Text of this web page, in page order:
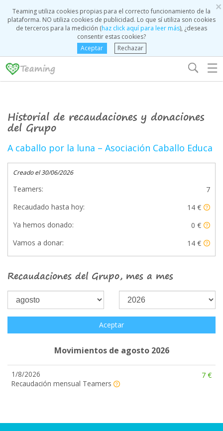
×
Teaming utiliza cookies propias para el correcto funcionamiento de la
plataforma. NO utiliza cookies de publicidad. Lo que sí utiliza son cookies
de terceros para la medición (haz click aquí para leer más), ¿deseas
consentir estas cookies?
Aceptar
Rechazar
☰
Historial de recaudaciones y donaciones
del Grupo
A caballo por la luna – Asociación Caballo Educa
Creado el 30/06/2026
Teamers:
7
Recaudado hasta hoy:
14 €
Ya hemos donado:
0 €
Vamos a donar:
14 €
Recaudaciones del Grupo, mes a mes
Aceptar
Movimientos de agosto 2026
1/8/2026
Recaudación mensual Teamers
7 €